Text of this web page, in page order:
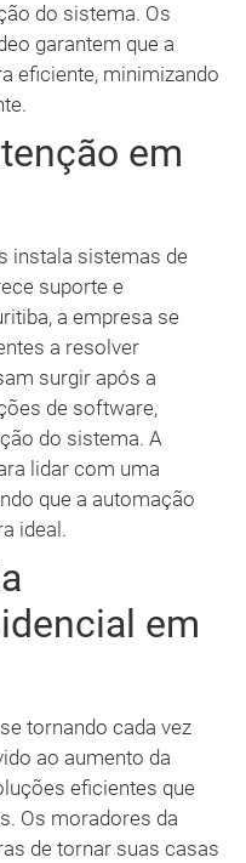
do sistema. Os
garantem que a
eficiente, minimizando
em
instala sistemas de
suporte e
a empresa se
a resolver
surgir após a
de software,
do sistema. A
lidar com uma
que a automação
ideal.
em
tornando cada vez
ao aumento da
eficientes que
Os moradores da
de tornar suas casas